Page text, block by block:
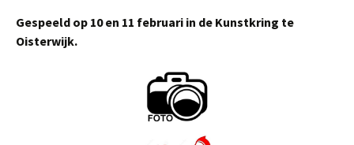
Gespeeld op 10 en 11 februari in de Kunstkring te
Oisterwijk.